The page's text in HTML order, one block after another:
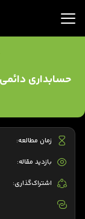
حسابداری
زمان مطالعه:
بازدید مقاله:
اشتراک‌گذاری: